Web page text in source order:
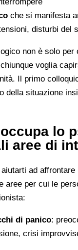
che si manifesta
disturbi del
non è solo per
voglia
Il primo
della situazione
lo
aree di
ad affrontare
aree per cui le
di panico:
crisi